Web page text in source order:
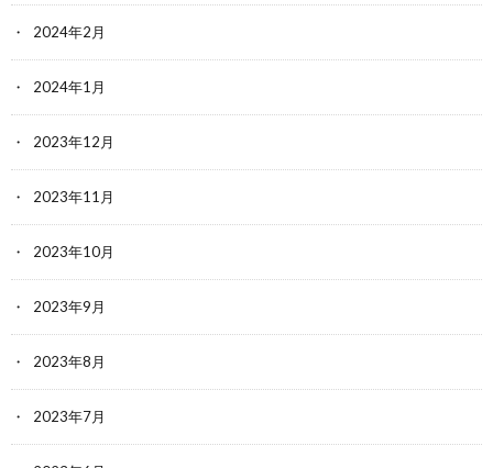
2024年2月
2024年1月
2023年12月
2023年11月
2023年10月
2023年9月
2023年8月
2023年7月